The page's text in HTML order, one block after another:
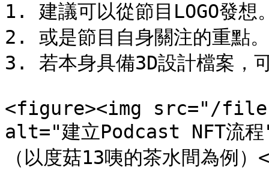
1. 建議可以從節目LOGO發想
2. 或是節目自身關注的重點。
3. 若本身具備3D設計檔案
<figure><img src="/files/
alt="建立Podcast NFT流
（以度菇13咦的茶水間為